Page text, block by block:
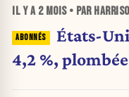
IL Y A 2 MOIS• PAR
États-
4,2 %,